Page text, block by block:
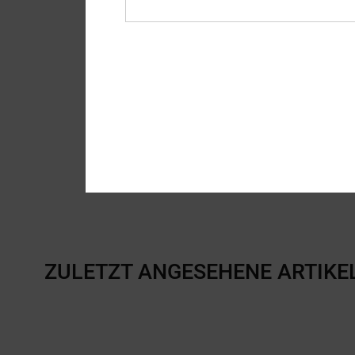
ZULETZT ANGESEHENE